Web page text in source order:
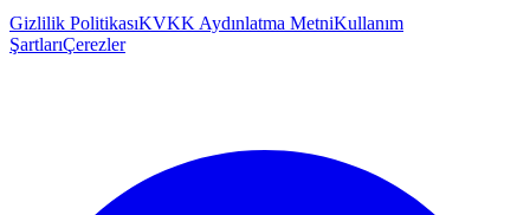
Gizlilik PolitikasıKVKK Aydınlatma MetniKullanım
ŞartlarıÇerezler